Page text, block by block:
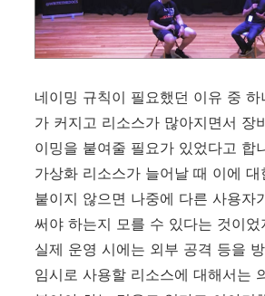
네이밍 규칙이 필요했던 이유 중
가 커지고 리소스가 많아지면서 장
이밍을 붙여줄 필요가 있었다고 합
가상화 리소스가 늘어날 때 이에
붙이지 않으면 나중에 다른 사용자
써야 하는지 모를 수 있다는 것이었
실제 운영 시에는 외부 공격 등을
임시로 사용할 리소스에 대해서는